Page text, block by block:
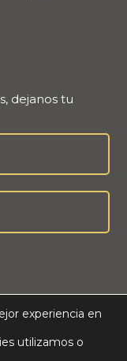
dejanos tu
experiencia en
utilizamos o